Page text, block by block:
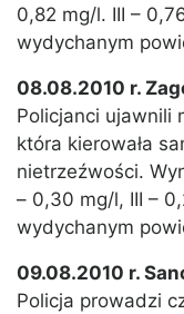
0,82 mg/l. III –
wydychanym
08.08.2010 r.
Policjanci ujawnili
która kierowała
nietrzeźwości.
– 0,30 mg/l, III –
wydychanym
09.08.2010 r.
Policja prowadzi